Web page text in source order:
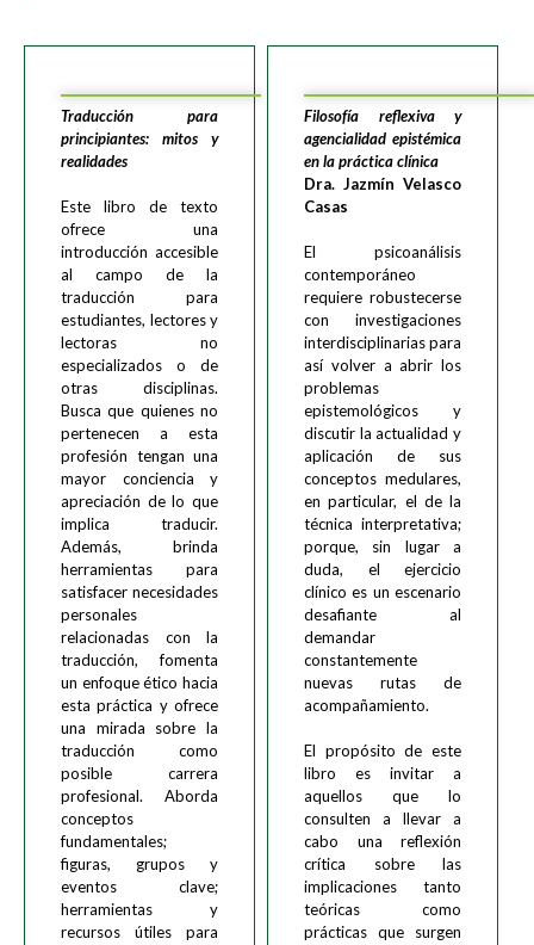
Traducción para
principiantes: mitos y
realidades
Este libro de texto
ofrece una
introducción accesible
al campo de la
traducción para
estudiantes, lectores y
lectoras no
especializados o de
otras disciplinas.
Busca que quienes no
pertenecen a esta
profesión tengan una
mayor conciencia y
apreciación de lo que
implica traducir.
Además, brinda
herramientas para
satisfacer necesidades
personales
relacionadas con la
traducción, fomenta
un enfoque ético hacia
esta práctica y ofrece
una mirada sobre la
traducción como
posible carrera
profesional. Aborda
conceptos
fundamentales;
figuras, grupos y
eventos clave;
herramientas y
recursos útiles para
Filosofía reflexiva y
agencialidad epistémica
en la práctica clínica
Dra. Jazmín Velasco
Casas
El psicoanálisis
contemporáneo
requiere robustecerse
con investigaciones
interdisciplinarias para
así volver a abrir los
problemas
epistemológicos y
discutir la actualidad y
aplicación de sus
conceptos medulares,
en particular, el de la
técnica interpretativa;
porque, sin lugar a
duda, el ejercicio
clínico es un escenario
desafiante al
demandar
constantemente
nuevas rutas de
acompañamiento.
El propósito de este
libro es invitar a
aquellos que lo
consulten a llevar a
cabo una reflexión
crítica sobre las
implicaciones tanto
teóricas como
prácticas que surgen